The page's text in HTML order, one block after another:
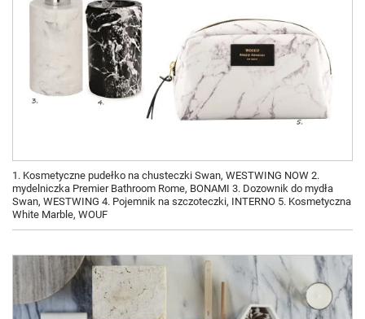
1. Kosmetyczne pudełko na chusteczki Swan, WESTWING NOW 2.
mydelniczka Premier Bathroom Rome, BONAMI 3. Dozownik do mydła
Swan, WESTWING 4. Pojemnik na szczoteczki, INTERNO 5. Kosmetyczna
White Marble, WOUF